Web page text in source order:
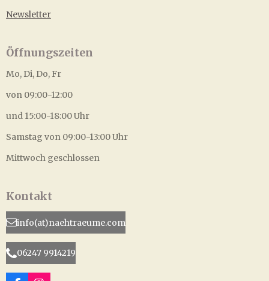
Newsletter
Öffnungszeiten
Mo, Di, Do, Fr
von 09:00-12:00
und 15:00-18:00 Uhr
Samstag von 09:00-13:00 Uhr
Mittwoch geschlossen
Kontakt
info(at)naehtraeume.com
06247 9914219